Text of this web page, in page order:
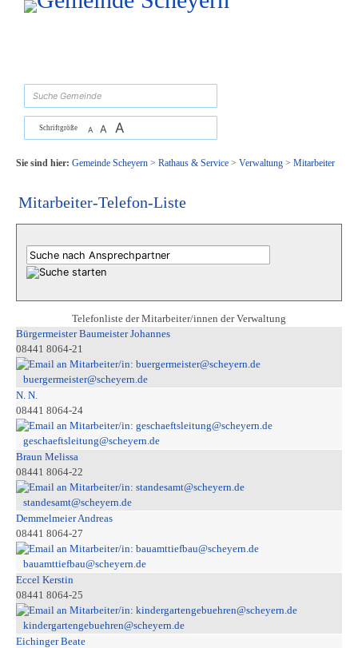
Zum Inhalt, zur Navigationoder zur Startseite springen.
Schriftgröße A A A
Sie sind hier: Gemeinde Scheyern> Rathaus & Service> Verwaltung> Mitarbeiter
Mitarbeiter-Telefon-Liste
Telefonliste der Mitarbeiter/innen der Verwaltung
Bürgermeister Baumeister Johannes
08441 8064-21
buergermeister@scheyern.de
N. N.
08441 8064-24
geschaeftsleitung@scheyern.de
Braun Melissa
08441 8064-22
standesamt@scheyern.de
Demmelmeier Andreas
08441 8064-27
bauamttiefbau@scheyern.de
Eccel Kerstin
08441 8064-25
kindergartengebuehren@scheyern.de
Eichinger Beate